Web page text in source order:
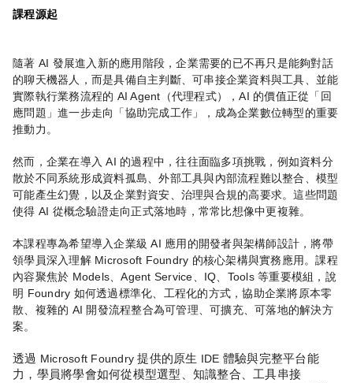
課程源起
隨著 AI 發展進入新的應用階段，企業需要的已不再只是能夠對話
的聊天機器人，而是具備自主判斷、可串接企業資料與工具、並能
實際執行業務流程的 AI Agent （代理程式），AI 的價值正從「回
應問題」進一步走向「協助完成工作」，成為企業數位轉型的重要
推動力。
然而，企業在導入 AI 的過程中，往往面臨多項挑戰，例如資料分
散於不同系統形成資料孤島、外部工具與內部流程難以整合、模型
可能產生幻覺，以及企業對資安、治理與合規的高要求。這些問題
使得 AI 從概念驗證走向正式落地時，常常比想像中更複雜。
本課程專為希望導入企業級 AI 應用的開發者與架構師設計，將帶
領學員深入理解Microsoft Foundry 的核心架構與實務應用。課程
內容聚焦於 Models、Agent Service、 IQ、 Tools 等重要模組，說
明 Foundry 如何透過標準化、工程化的方式，協助企業將原本零
散、複雜的 AI 開發流程整合為可管理、可擴充、可落地的解決方
案。
透過 Microsoft Foundry提供的原生 IDE 體驗與完整平台能
力，學員將學會如何從模型選型、知識整合、工具串接